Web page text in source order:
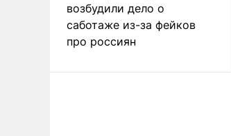
возбудили дело о
саботаже из-за фейков
про россиян